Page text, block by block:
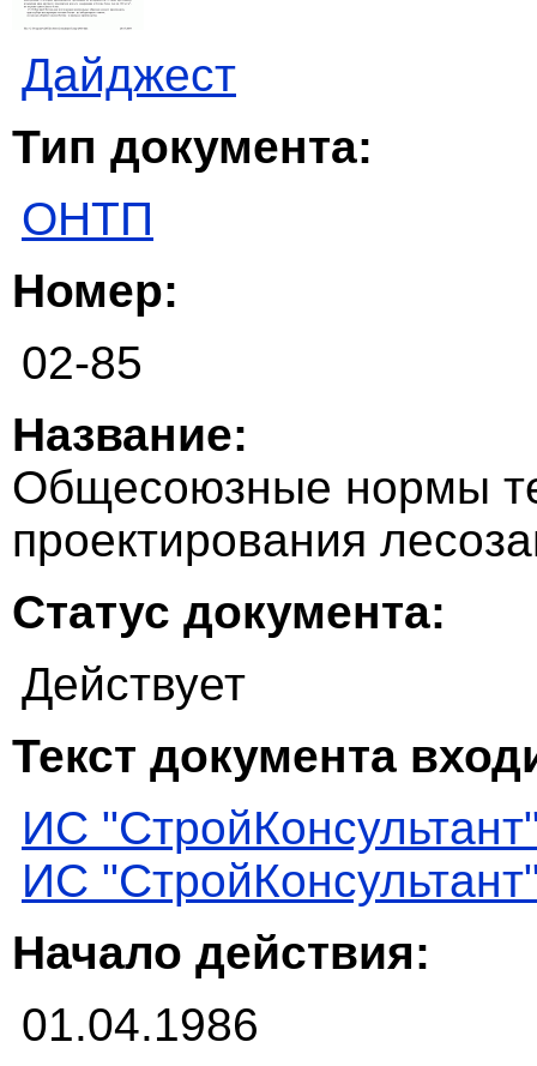
Дайджест
Тип документа:
ОНТП
Номер:
02-85
Название:
Общесоюзные нормы
проектирования
Статус документа:
Действует
Текст документа
ИС
ИС
Начало действия:
01.04.1986